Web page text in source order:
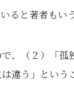
ると著者もいう
、（２）「
違う」とい